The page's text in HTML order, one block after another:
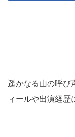
遥かなる山の呼び
ィールや出演経歴